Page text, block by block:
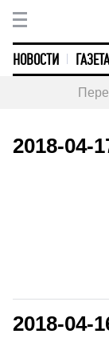
НОВОСТИ ГАЗЕТА
2018-04-
2018-04-